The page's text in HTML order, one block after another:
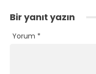
Bir yanıt yazın
Yorum *